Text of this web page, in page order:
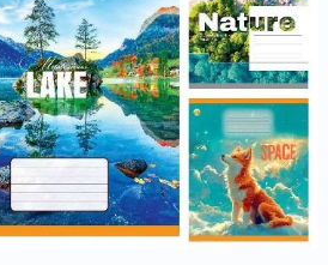
Вхід | Реєстрація